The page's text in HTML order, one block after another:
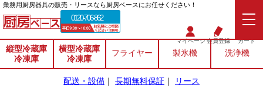
業務⽤厨房器具の販売・リースなら厨房ベースにお任せください！
0120-706-862
マイページ会員登録 カート
縦型冷蔵庫
冷凍庫
横型冷蔵庫
冷凍庫
フライヤー 製氷機 洗浄機
配送・設備 ｜ 長期無料保証 ｜ リース